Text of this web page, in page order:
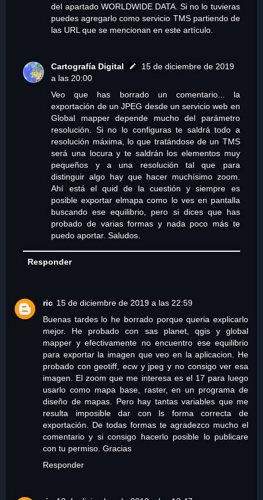
del apartado WORLDWIDE DATA. Si no lo tuvieras
puedes agregarlo como servicio TMS partiendo de
las URL que se mencionan en este artículo.
Cartografía Digital
15 de diciembre de 2019
a las 20:00
Veo que has borrado un comentario... la
exportación de un JPEG desde un servicio web en
Global mapper depende mucho del parámetro
resolución. Si no lo configuras te saldrá todo a
resolución máxima, lo que tratándose de un TMS
será una locura y te saldrán los elementos muy
pequeños y a una resolución tal que para
distinguir algo hay que hacer muchísimo zoom.
Ahí está el quid de la cuestión y siempre es
posible exportar elmapa como lo ves en pantalla
buscando ese equilibrio, pero si dices que has
probado de varias formas y nada poco más te
puedo aportar. Saludos.
Responder
ric 15 de diciembre de 2019 a las 22:59
Buenas tardes lo he borrado porque queria explicarlo
mejor. He probado con sas planet, qgis y global
mapper y efectivamente no encuentro ese equilibrio
para exportar la imagen que veo en la aplicacion. He
probado con geotiff, ecw y jpeg y no consigo ver esa
imagen. El zoom que me interesa es el 17 para luego
usarlo como mapa base, raster, en un programa de
diseño de mapas. Pero hay tantas variables que me
resulta imposible dar con ls forma correcta de
exportación. De todas formas te agradezco mucho el
comentario y si consigo hacerlo posible lo publicare
con tu permiso. Gracias
Responder